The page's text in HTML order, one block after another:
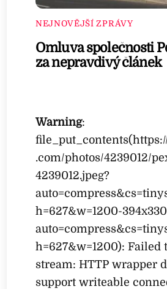
NEJNOVĚJŠÍ ZPRÁVY
Omluva společnosti
za nepravdivý článek
Warning:
.com/photos/4239012/
4239012.jpeg?
h=627&w=1200-
h=627&w=1200): Failed
stream: HTTP wrapper
support writeable